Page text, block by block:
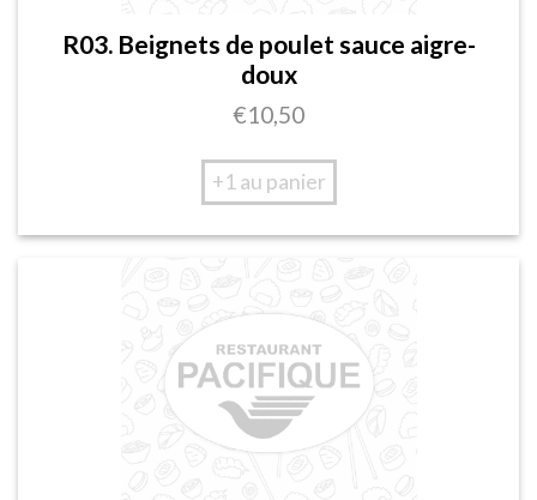
R03. Beignets de poulet sauce aigre-
doux
€10,50
+1 au panier